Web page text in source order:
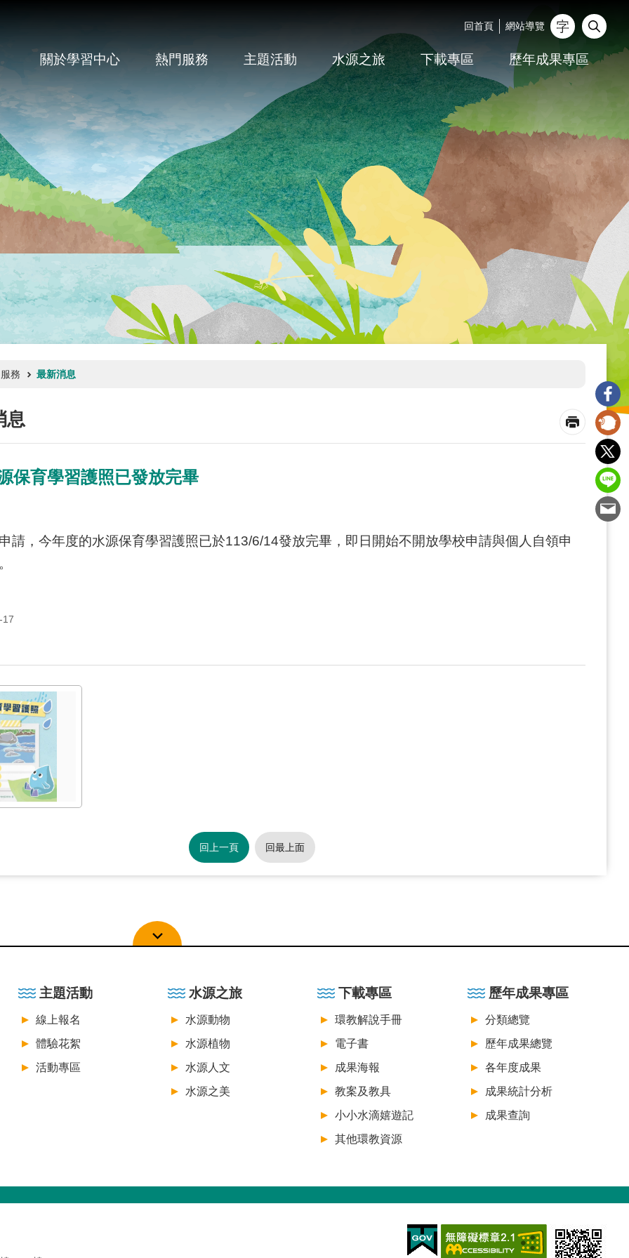
回首頁 網站導覽
關於學習中心 熱門服務 主題活動 水源之旅 下載專區 歷年成果專區
務 最新消息
息
保育學習護照已發放完畢
請，今年度的水源保育學習護照已於113/6/14發放完畢，即日開始不開放學校申請與個人自領申
17
回上一頁 回最上面
主題活動
線上報名
體驗花絮
活動專區
水源之旅
水源動物
水源植物
水源人文
水源之美
下載專區
環教解說手冊
電子書
成果海報
教案及教具
小小水滴嬉遊記
其他環教資源
歷年成果專區
分類總覽
歷年成果總覽
各年度成果
成果統計分析
成果查詢